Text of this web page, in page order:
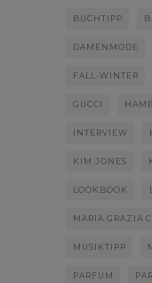
BUCHTIPP
DAMENMODE
FALL-WINTER
GUCCI
INTERVIEW
KIM JONES
LOOKBOOK
MARIA GRAZIA
MUSIKTIPP
PARFUM